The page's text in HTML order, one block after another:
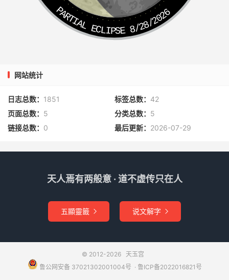
PARTIAL ECLIPSE 8/28/2026
网站统计
日志总数： 1851 标签总数： 42
页面总数： 5 分类总数： 5
链接总数： 0 最后更新： 2026-07-29
天人焉有两般意 · 道不虚传只在人
五顯靈籤  说文解字 
© 2012-2026 天玉宫
鲁公网安备 37021302001004号 ​​​ · 鲁ICP备2022016821号